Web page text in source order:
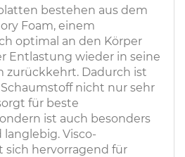
bestehen aus dem
Foam, einem
optimal an den Körper
Entlastung wieder in seine
zurückkehrt. Dadurch ist
nicht nur sehr
für beste
ist auch besonders
Visco-
sich hervorragend für